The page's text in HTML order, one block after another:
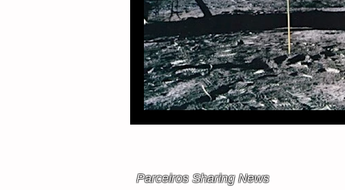
Parceiros Sharing News